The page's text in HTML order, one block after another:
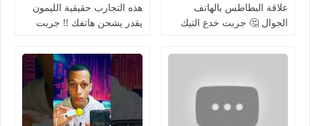
علاقة البطاطس بالهاتف
الجوال 🤔 جربت خدع التيك
هذه التجارب حقيقية الليمون
يقدر يشحن هاتفك !! جربت